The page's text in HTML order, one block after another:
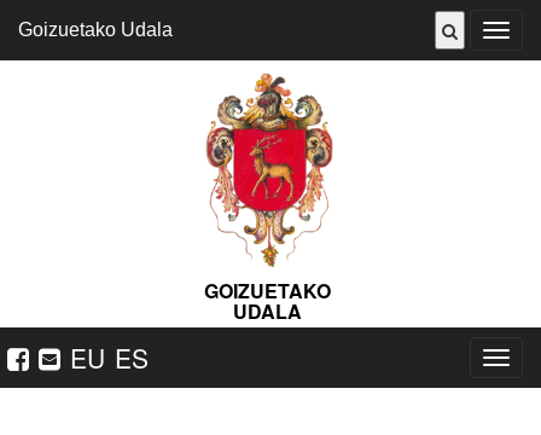
ireki
Goizuetako Udala
GOIZUETAKO
UDALA
EU ES
ireki